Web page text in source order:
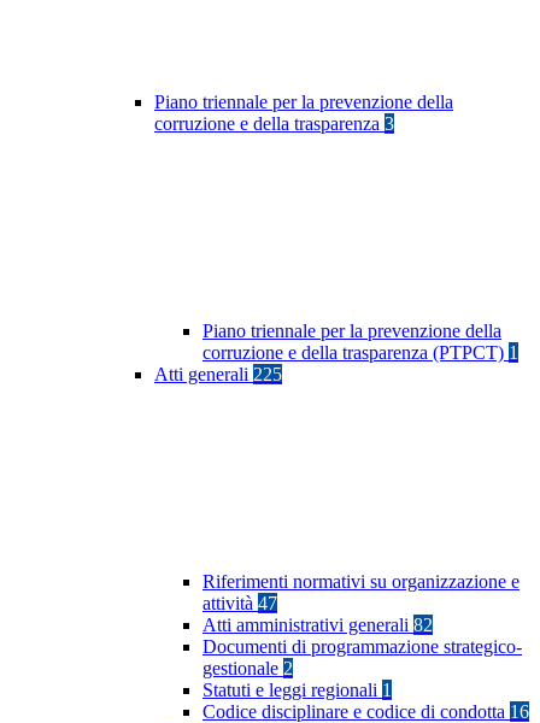
Piano triennale per la prevenzione della
corruzione e della trasparenza 3
Piano triennale per la prevenzione della
corruzione e della trasparenza (PTPCT) 1
Atti generali 225
Riferimenti normativi su organizzazione e
attività 47
Atti amministrativi generali 82
Documenti di programmazione strategico-
gestionale 2
Statuti e leggi regionali 1
Codice disciplinare e codice di condotta 16